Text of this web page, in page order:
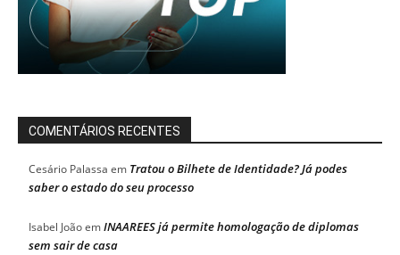
COMENTÁRIOS RECENTES
Cesário Palassa em Tratou o Bilhete de Identidade? Já podes
saber o estado do seu processo
Isabel JoãoemINAAREES já permite homologação de diplomas
sem sair de casa